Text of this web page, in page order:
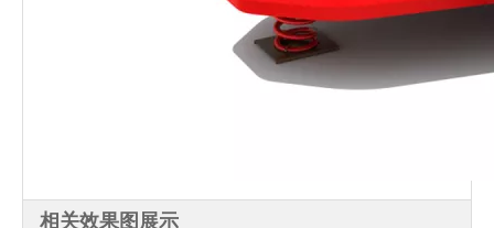
相关效果图展示